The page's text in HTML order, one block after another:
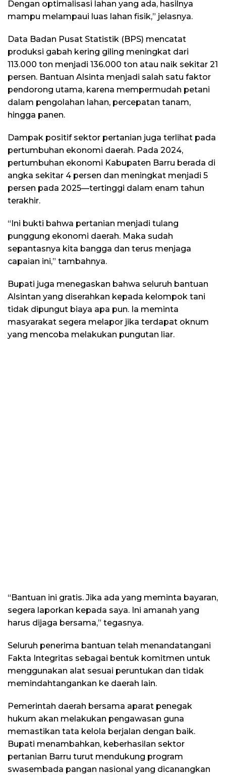
Dengan optimalisasi lahan yang ada, hasilnya
mampu melampaui luas lahan fisik,” jelasnya.
Data Badan Pusat Statistik (BPS) mencatat
produksi gabah kering giling meningkat dari
113.000 ton menjadi 136.000 ton atau naik sekitar 21
persen. Bantuan Alsinta menjadi salah satu faktor
pendorong utama, karena mempermudah petani
dalam pengolahan lahan, percepatan tanam,
hingga panen.
Dampak positif sektor pertanian juga terlihat pada
pertumbuhan ekonomi daerah. Pada 2024,
pertumbuhan ekonomi Kabupaten Barru berada di
angka sekitar 4 persen dan meningkat menjadi 5
persen pada 2025—tertinggi dalam enam tahun
terakhir.
“Ini bukti bahwa pertanian menjadi tulang
punggung ekonomi daerah. Maka sudah
sepantasnya kita bangga dan terus menjaga
capaian ini,” tambahnya.
Bupati juga menegaskan bahwa seluruh bantuan
Alsintan yang diserahkan kepada kelompok tani
tidak dipungut biaya apa pun. Ia meminta
masyarakat segera melapor jika terdapat oknum
yang mencoba melakukan pungutan liar.
“Bantuan ini gratis. Jika ada yang meminta bayaran,
segera laporkan kepada saya. Ini amanah yang
harus dijaga bersama,” tegasnya.
Seluruh penerima bantuan telah menandatangani
Fakta Integritas sebagai bentuk komitmen untuk
menggunakan alat sesuai peruntukan dan tidak
memindahtangankan ke daerah lain.
Pemerintah daerah bersama aparat penegak
hukum akan melakukan pengawasan guna
memastikan tata kelola berjalan dengan baik.
Bupati menambahkan, keberhasilan sektor
pertanian Barru turut mendukung program
swasembada pangan nasional yang dicanangkan